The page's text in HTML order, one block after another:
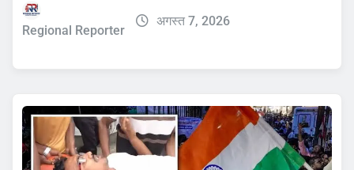
Regional Reporter
अगस्त 7, 2026